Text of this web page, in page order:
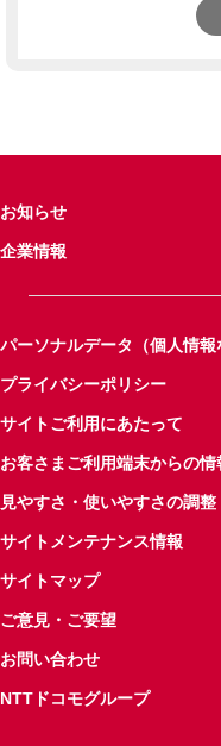
お知らせ
企業情報
パーソナルデータ（個人情報
プライバシーポリシー
サイトご利用にあたって
お客さまご利用端末からの
見やすさ・使いやすさの調整
サイトメンテナンス情報
サイトマップ
ご意見・ご要望
お問い合わせ
NTTドコモグループ